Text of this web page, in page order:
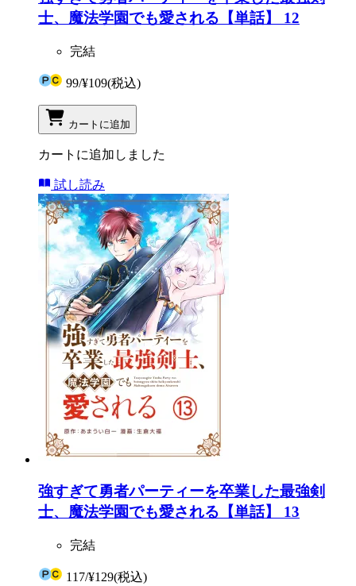
士、魔法学園でも愛される【単話】 12
完結
99/¥109(税込)
カートに追加
カートに追加しました
試し読み
強すぎて勇者パーティーを卒業した最強剣
士、魔法学園でも愛される【単話】 13
完結
117/¥129(税込)